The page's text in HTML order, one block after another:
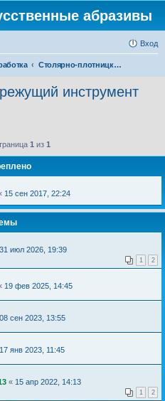
абразивы
Вход
Столярно-плотницкий режущий инструмент (СПРИ)
инструмент
1 из 1
15 сен 2017, 22:24
31 июл 2026, 19:39
1 2
19 фев 2025, 14:45
08 сен 2023, 13:55
17 янв 2023, 11:45
« 15 апр 2022, 14:13
1 2